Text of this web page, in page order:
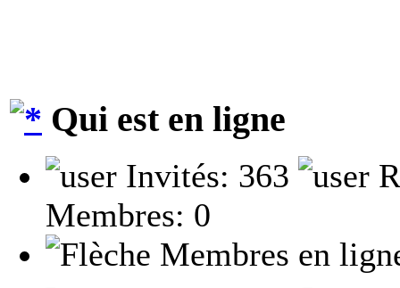
Qui est en ligne
Invités: 363
Membres: 0
Membres en